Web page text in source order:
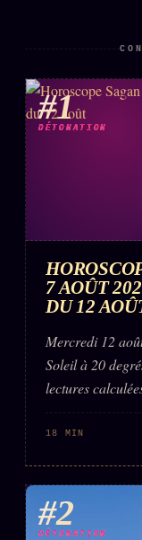
Mentions
llms.txt
#1
DÉTONATION
7 AOÛT
DU 12
Mercredi 12
Soleil à 20
lectures
18 MIN
#2
DÉTONATION